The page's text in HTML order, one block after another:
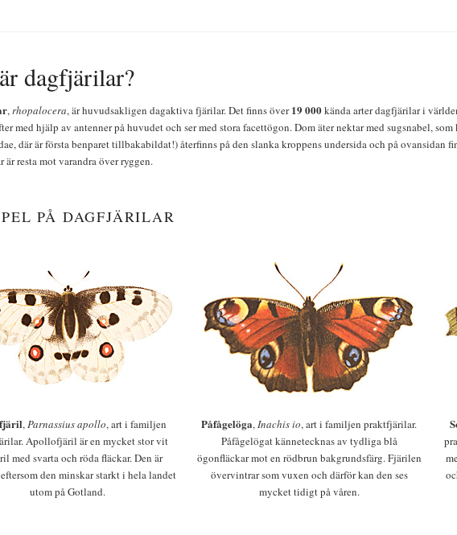
dagfjärilar?
,rhopalocera, är huvudsakligen dagaktiva fjärilar. Det finns över19 000kända arter dagfjärilar i
med hjälp av antenner på huvudet och ser med stora facettögon. Dom äter nektar med sugsnabel,
där är första benparet tillbakabildat!) återfinns på den slanka kroppens undersida och på ovansidan
är resta mot varandra över ryggen.
PÅ DAGFJÄRILAR
,Parnassius apollo, art i familjen
Apollofjäril är en mycket stor vit
med svarta och röda fläckar. Den är
den minskar starkt i hela landet
utom på Gotland.
Påfågelöga,Inachis io, art i familjen praktfjärilar.
Påfågelögat kännetecknas av tydliga blå
ögonfläckar mot en rödbrun bakgrundsfärg. Fjärilen
övervintrar som vuxen och därför kan den ses
mycket tidigt på våren.